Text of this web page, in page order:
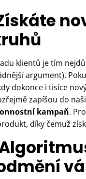
klientů je tím
argument).
dokonce i tisíce
zapíšou do
kampaň.
díky čemuž